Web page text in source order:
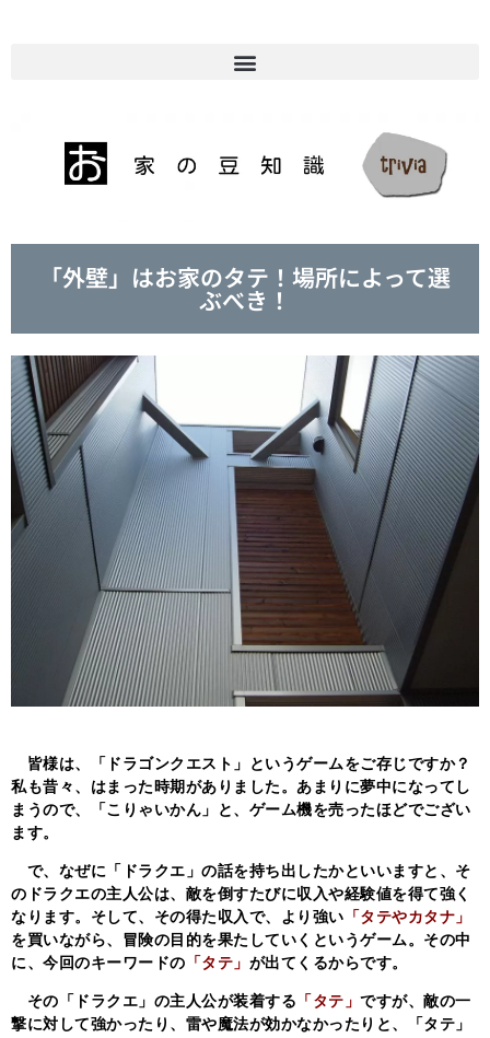
「外壁」はお家のタテ！場所によって選
ぶべき！
皆様は、「ドラゴンクエスト」というゲームをご存じですか？
私も昔々、はまった時期がありました。あまりに夢中になってし
まうので、「こりゃいかん」と、ゲーム機を売ったほどでござい
ます。
で、なぜに「ドラクエ」の話を持ち出したかといいますと、そ
のドラクエの主人公は、敵を倒すたびに収入や経験値を得て強く
なります。そして、その得た収入で、より強い 「タテやカタナ」
を買いながら、冒険の目的を果たしていくというゲーム。その中
に、今回のキーワードの 「タテ」 が出てくるからです。
その「ドラクエ」の主人公が装着する 「タテ」 ですが、敵の一
撃に対して強かったり、雷や魔法が効かなかったりと、「タテ」